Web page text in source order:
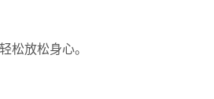
松放松身心。